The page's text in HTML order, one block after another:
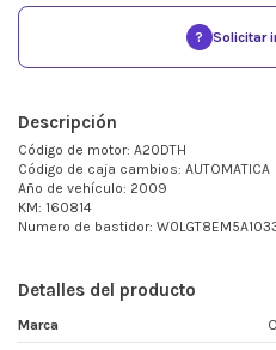
? Solicitar
Descripción
Código de motor: A20DTH
Código de caja cambios: AUTOMATICA
Año de vehículo: 2009
KM: 160814
Numero de bastidor:
Detalles del producto
Marca